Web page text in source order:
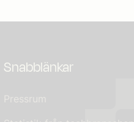
Snabblänkar
Pressrum